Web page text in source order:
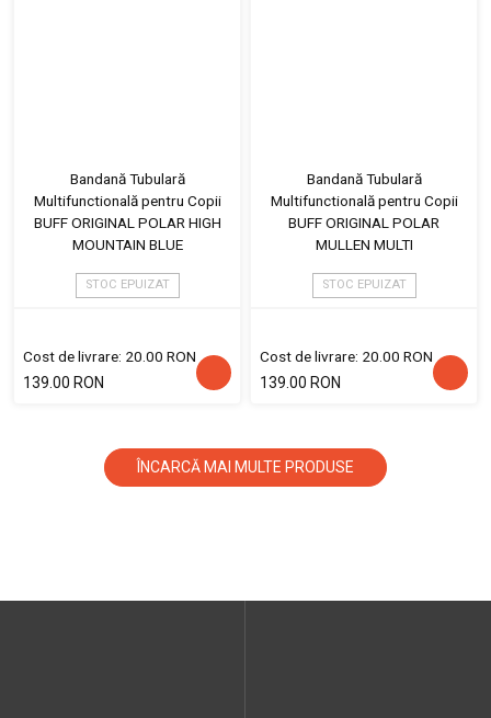
Bandană Tubulară
Multifunctională pentru Copii
BUFF ORIGINAL POLAR HIGH
MOUNTAIN BLUE
STOC EPUIZAT
Cost de livrare: 20.00 RON
139.00 RON
Bandană Tubulară
Multifunctională pentru Copii
BUFF ORIGINAL POLAR
MULLEN MULTI
STOC EPUIZAT
Cost de livrare: 20.00 RON
139.00 RON
ÎNCARCĂ MAI MULTE PRODUSE